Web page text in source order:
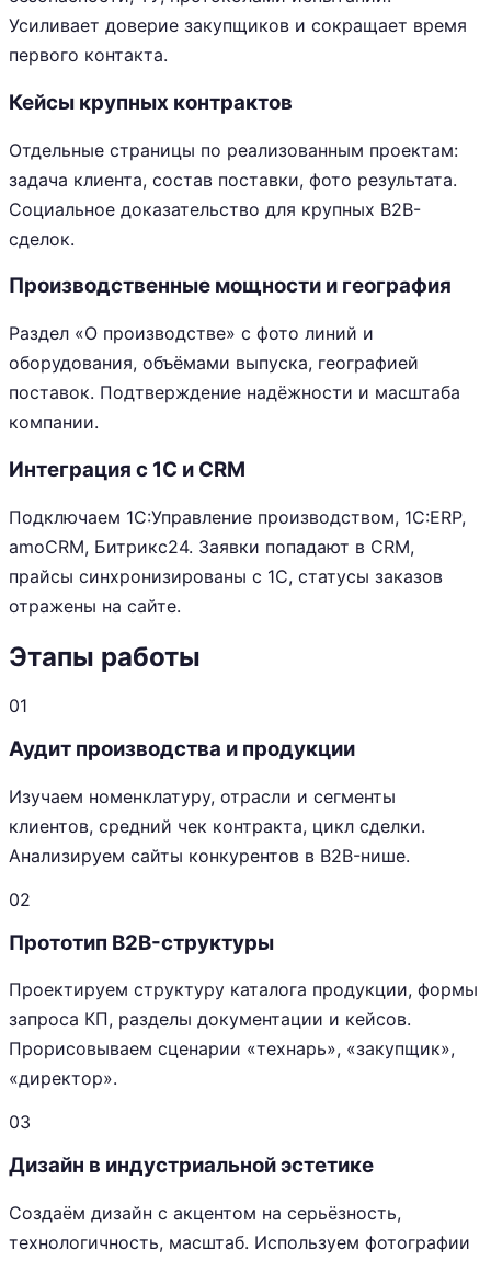
Усиливает доверие закупщиков и сокращает время
первого контакта.
Кейсы крупных контрактов
Отдельные страницы по реализованным проектам:
задача клиента, состав поставки, фото результата.
Социальное доказательство для крупных B2B-
сделок.
Производственные мощности и география
Раздел «О производстве» с фото линий и
оборудования, объёмами выпуска, географией
поставок. Подтверждение надёжности и масштаба
компании.
Интеграция с 1С и CRM
Подключаем 1С:Управление производством, 1С:ERP,
amoCRM, Битрикс24. Заявки попадают в CRM,
прайсы синхронизированы с 1С, статусы заказов
отражены на сайте.
Этапы работы
01
Аудит производства и продукции
Изучаем номенклатуру, отрасли и сегменты
клиентов, средний чек контракта, цикл сделки.
Анализируем сайты конкурентов в B2B-нише.
02
Прототип B2B-структуры
Проектируем структуру каталога продукции, формы
запроса КП, разделы документации и кейсов.
Прорисовываем сценарии «технарь», «закупщик»,
«директор».
03
Дизайн в индустриальной эстетике
Создаём дизайн с акцентом на серьёзность,
технологичность, масштаб. Используем фотографии